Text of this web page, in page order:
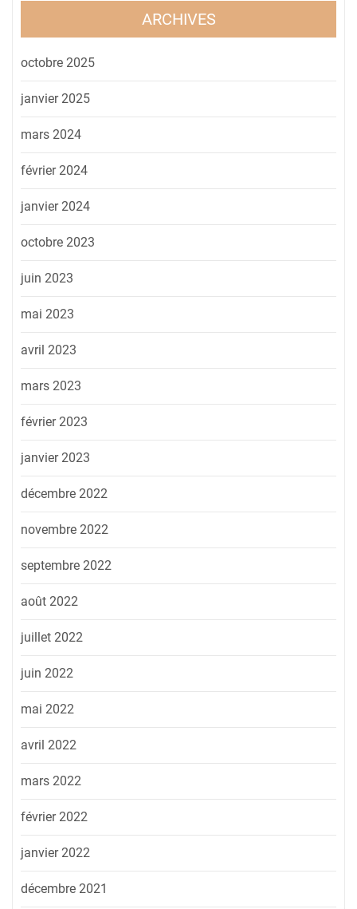
ARCHIVES
octobre 2025
janvier 2025
mars 2024
février 2024
janvier 2024
octobre 2023
juin 2023
mai 2023
avril 2023
mars 2023
février 2023
janvier 2023
décembre 2022
novembre 2022
septembre 2022
août 2022
juillet 2022
juin 2022
mai 2022
avril 2022
mars 2022
février 2022
janvier 2022
décembre 2021